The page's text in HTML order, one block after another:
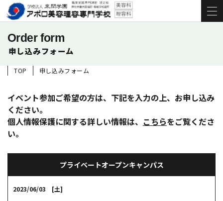
Order form
申し込みフォーム
TOP 申し込みフォーム
イベント参加ご希望の方は、下記を入力の上、お申し込み
ください。
個人情報保護に関する詳しい情報は、 こちらをご覧くださ
い。
プライベートオープンキャンパス
2023/06/03 [土]